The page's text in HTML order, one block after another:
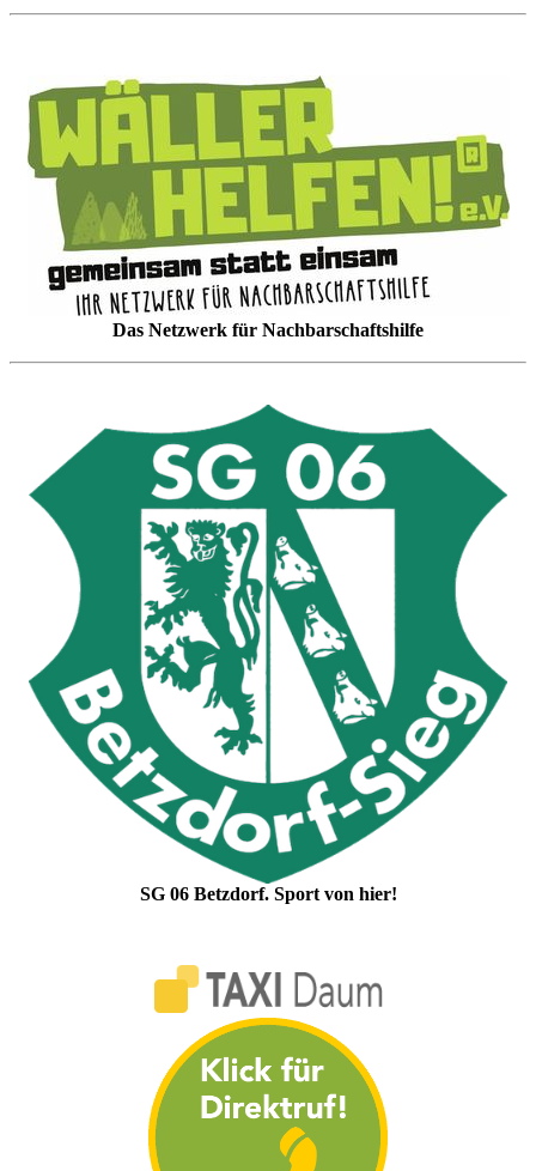
Das Netzwerk für Nachbarschaftshilfe
SG 06 Betzdorf. Sport von hier!